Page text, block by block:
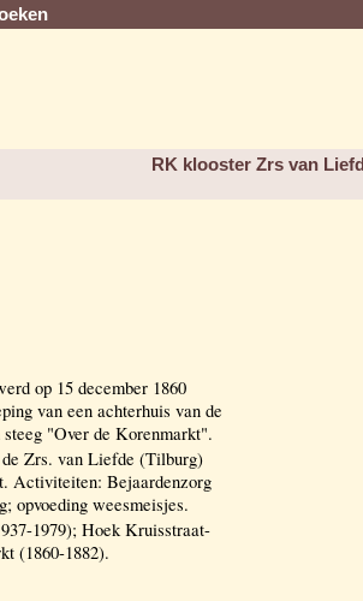
RK klooster Zrs van
op 15 december 1860
van een achterhuis van de
"Over de Korenmarkt".
Zrs. van Liefde (Tilburg)
Activiteiten: Bejaardenzorg
opvoeding weesmeisjes.
1979); Hoek Kruisstraat-
(1860-1882).